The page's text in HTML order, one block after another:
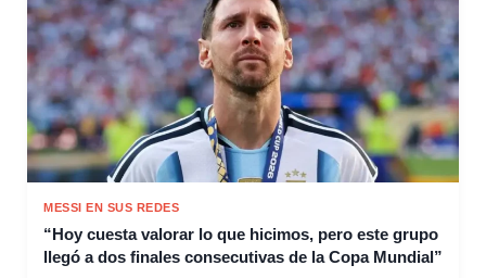
MESSI EN SUS REDES
“Hoy cuesta valorar lo que hicimos, pero este grupo
llegó a dos finales consecutivas de la Copa Mundial”